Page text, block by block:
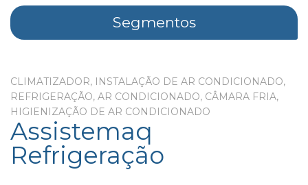
Segmentos
CLIMATIZADOR, INSTALAÇÃO DE AR CONDICIONADO,
REFRIGERAÇÃO, AR CONDICIONADO, CÂMARA FRIA,
HIGIENIZAÇÃO DE AR CONDICIONADO
Assistemaq
Refrigeração